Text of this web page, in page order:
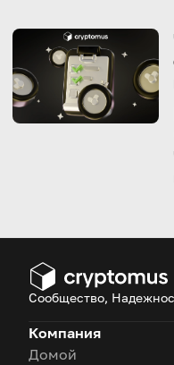
Сообщество,
Компания
Домой